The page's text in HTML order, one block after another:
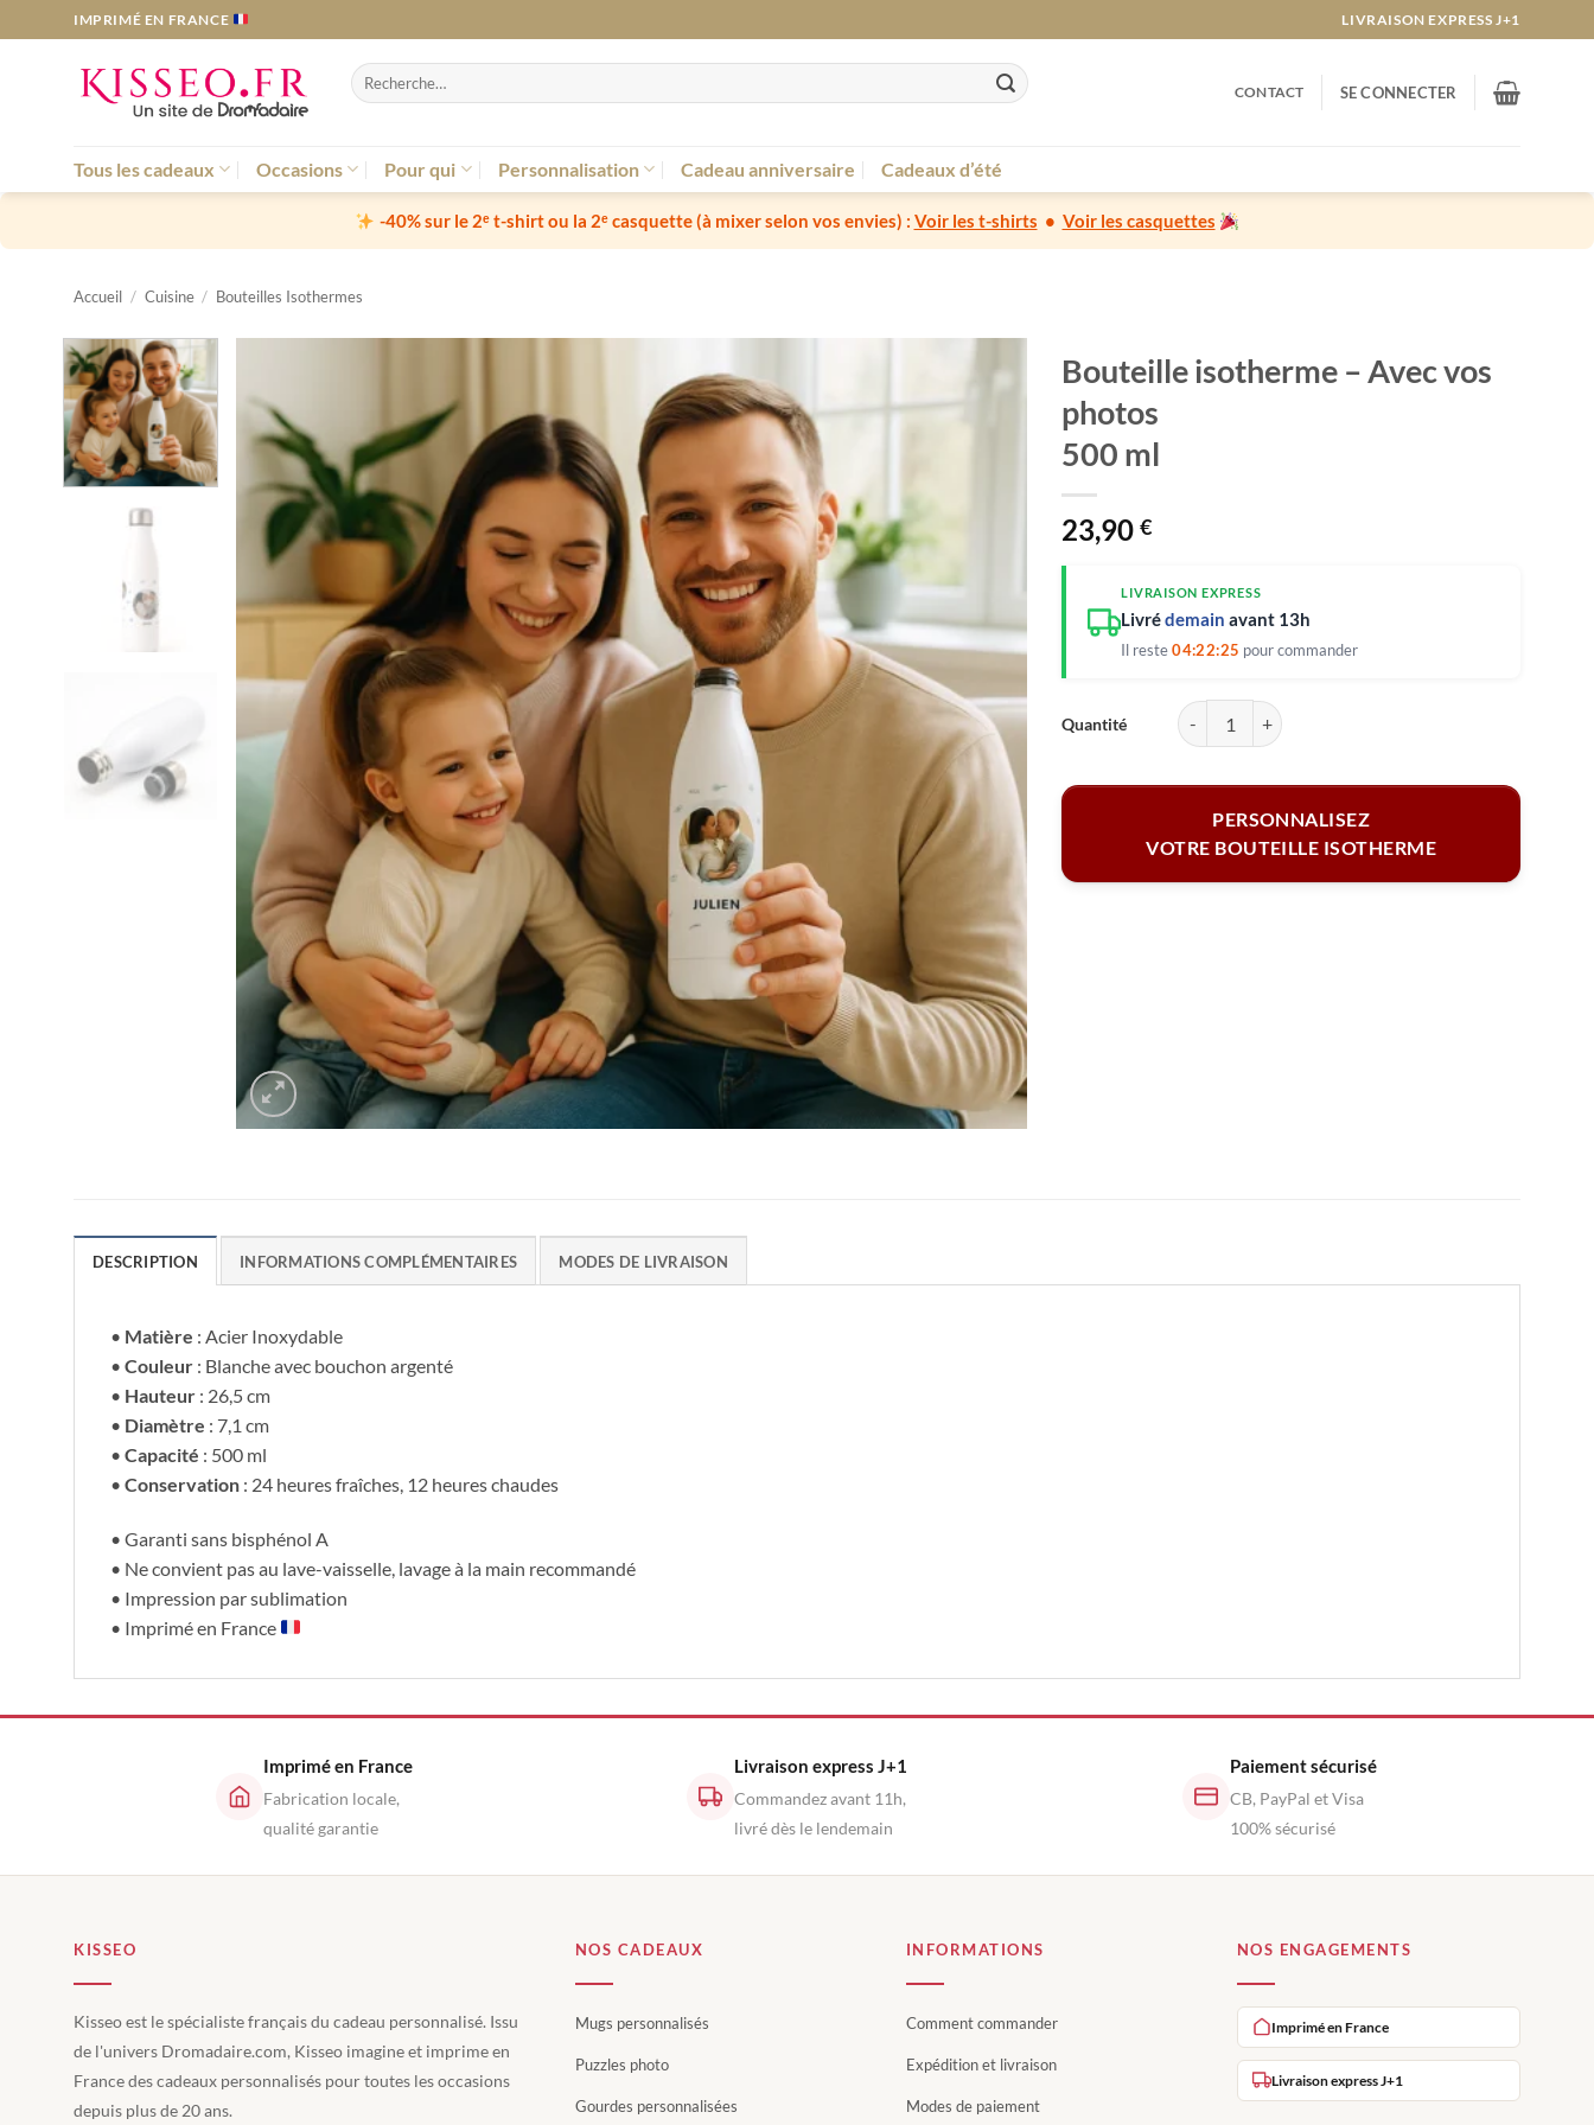
au
IMPRIMÉ EN FRANCE LIVRAISON EXPRESS J+1
Recherche
pour :
CONTACT SE CONNECTER
Tous les cadeaux Occasions Pour qui Personnalisation Cadeau anniversaire Cadeaux d’été
-40% sur le 2ᵉ t-shirt ou la 2ᵉ casquette(à mixer selon vos envies) : Voir les t-shirts • Voir les casquettes
Accueil / Cuisine / Bouteilles Isothermes
Bouteille isotherme – Avec vos
photos
500 ml
23,90€
LIVRAISON EXPRESS
Livrédemain avant 13h
Il reste04:22:24 pour commander
quantité de Bouteille isotherme - Avec vos photos 500 ml
PERSONNALISEZ
VOTRE BOUTEILLE ISOTHERME
DESCRIPTION INFORMATIONS COMPLÉMENTAIRES MODES DE LIVRAISON
• Matière : Acier Inoxydable
• Couleur : Blanche avec bouchon argenté
• Hauteur : 26,5 cm
• Diamètre : 7,1 cm
• Capacité : 500 ml
• Conservation : 24 heures fraîches, 12 heures chaudes
• Garanti sans bisphénol A
• Ne convient pas au lave-vaisselle, lavage à la main recommandé
• Impression par sublimation
• Imprimé en France
Imprimé en France
Fabrication locale,
qualité garantie
Livraison express J+1
Commandez avant 11h,
livré dès le lendemain
Paiement sécurisé
CB, PayPal et Visa
100% sécurisé
KISSEO
Kisseo est le spécialiste français du cadeau personnalisé. Issu
de l'univers Dromadaire.com, Kisseo imagine et imprime en
France des cadeaux personnalisés pour toutes les occasions
depuis plus de 20 ans.
NOS CADEAUX
Mugs personnalisés
Puzzles photo
Gourdes personnalisées
INFORMATIONS
Comment commander
Expédition et livraison
Modes de paiement
NOS ENGAGEMENTS
Imprimé en France
Livraison express J+1